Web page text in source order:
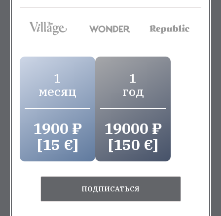
1
месяц
1900 ₽
[15 €]
1
год
19000 ₽
[150 €]
ПОДПИСАТЬСЯ